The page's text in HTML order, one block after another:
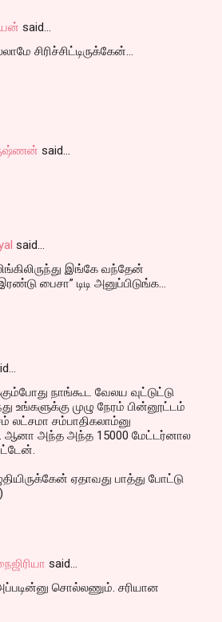
said…
சிரிச்சிட்டிருக்கேன்...
said…
said…
இங்கே வந்தேன்
பைசா” டிடி அனுப்பிடுங்க...
நாங்கூட வேலய வுட்டுட்டு
உங்களுக்கு முழு நேரம் பின்னூட்டம்
லட்சமா சம்பாதிகலாம்னு
அந்த அந்த 15000 மேட்டர்னால
ஏதாவது பாத்து போட்டு
said…
சொல்லணும். சரியான